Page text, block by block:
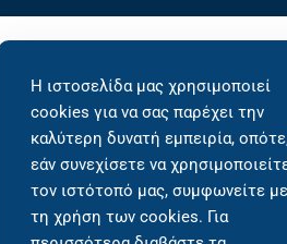
Η ιστοσελίδα μας χρησιμοποιεί
cookies για να σας παρέχει την
καλύτερη δυνατή εμπειρία,
εάν συνεχίσετε να
τον ιστότοπό μας, συμφωνείτε με
τη χρήση των cookies. Για